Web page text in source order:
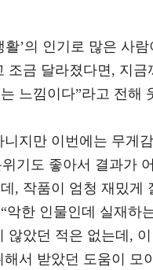
활’의 인기로 많은 사
조금 달라졌다면, 지
느낌이다”라고 전해
지만 이번에는 무게
기도 좋아서 결과가
, 작품이 엄청 재밌게
악한 인물인데 실재하
않았던 적은 없는데,
서 받았던 도움이 모